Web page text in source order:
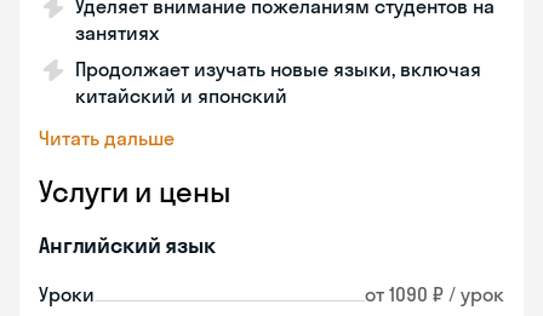
Уделяет внимание пожеланиям студентов на
занятиях
Продолжает изучать новые языки, включая
китайский и японский
Читать дальше
Услуги и цены
Английский язык
Уроки от 1090 ₽ / урок